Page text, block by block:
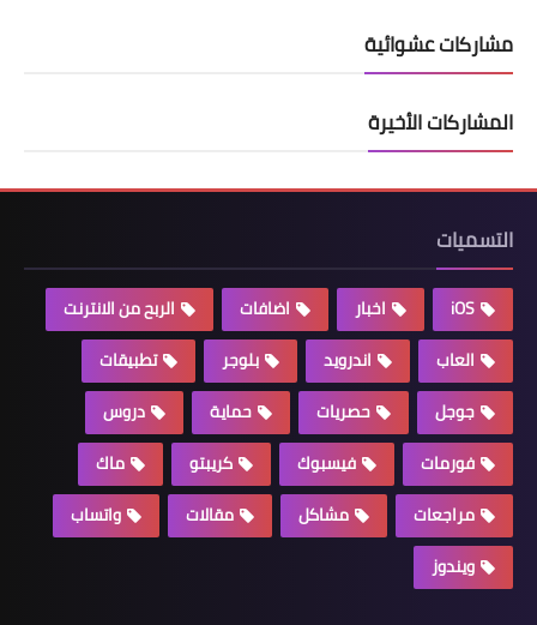
مشاركات عشوائية
المشاركات الأخيرة
التسميات
iOS اخبار اضافات
الربح من الانترنت
العاب
اندرويد بلوجر
تطبيقات
جوجل
حصريات حماية
دروس
فورمات
فيسبوك كريبتو
ماك
مراجعات
مشاكل مقالات
واتساب
ويندوز